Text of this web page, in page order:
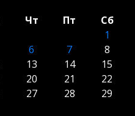
Чт Пт
Сб
1
6 7
8
13 14
15
20 21
22
27 28
29